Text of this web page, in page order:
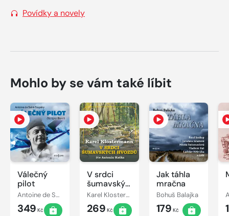
Povídky a novely
Mohlo by se vám také líbit
Válečný
pilot
Antoine de Saint-Exupéry
349 Kč
V srdci
šumavských
hvozdů
Karel Klostermann
269 Kč
Jak táhla
mračna
Bohuš Balajka
179 Kč